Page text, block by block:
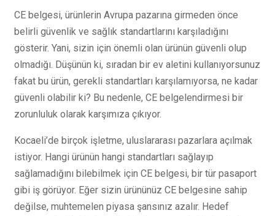
CE belgesi, ürünlerin Avrupa pazarına girmeden önce
belirli güvenlik ve sağlık standartlarını karşıladığını
gösterir. Yani, sizin için önemli olan ürünün güvenli olup
olmadığı. Düşünün ki, sıradan bir ev aletini kullanıyorsunuz
fakat bu ürün, gerekli standartları karşılamıyorsa, ne kadar
güvenli olabilir ki? Bu nedenle, CE belgelendirmesi bir
zorunluluk olarak karşımıza çıkıyor.
Kocaeli’de birçok işletme, uluslararası pazarlara açılmak
istiyor. Hangi ürünün hangi standartları sağlayıp
sağlamadığını bilebilmek için CE belgesi, bir tür pasaport
gibi iş görüyor. Eğer sizin ürününüz CE belgesine sahip
değilse, muhtemelen piyasa şansınız azalır. Hedef